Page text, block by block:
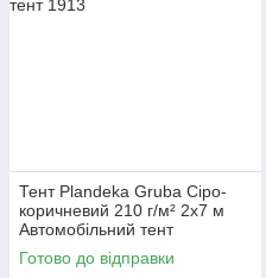
Тент Plandeka Gruba Сіро-
коричневий 210 г/м² 2х7 м
Автомобільний тент
Універсальний тарпауліновий
тент
Готово до відправки